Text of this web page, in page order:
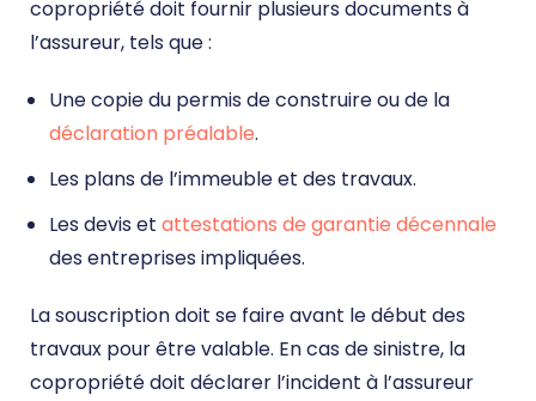
copropriété doit fournir plusieurs documents à
l’assureur, tels que :
Une copie du permis de construire ou de la
déclaration préalable.
Les plans de l’immeuble et des travaux.
Les devis et attestations de garantie décennale
des entreprises impliquées.
La souscription doit se faire avant le début des
travaux pour être valable. En cas de sinistre, la
copropriété doit déclarer l’incident à l’assureur